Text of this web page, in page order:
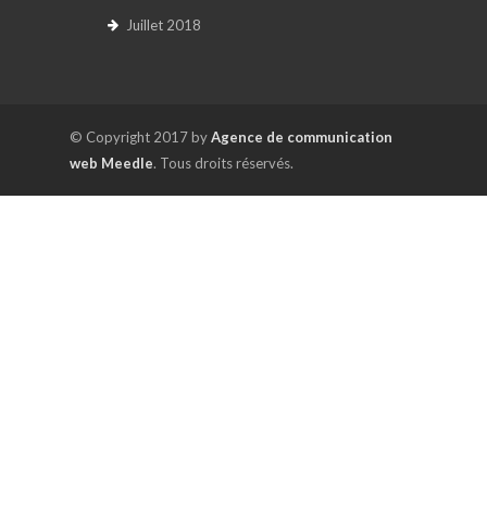
Juillet 2018
© Copyright 2017 byAgence de communication
web Meedle. Tous droits réservés.